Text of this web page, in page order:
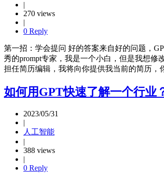
|
270 views
|
0 Reply
第一招：学会提问 好的答案来自好的问题，
秀的prompt专家，我是一个小白，但是我想
担任简历编辑，我将向你提供我当前的简历
如何用GPT快速了解一个行业
2023/05/31
|
人工智能
|
388 views
|
0 Reply